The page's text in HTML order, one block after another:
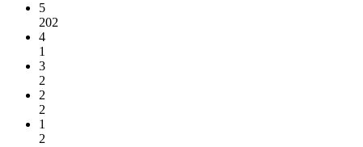
5
202
4
1
3
2
2
2
1
2